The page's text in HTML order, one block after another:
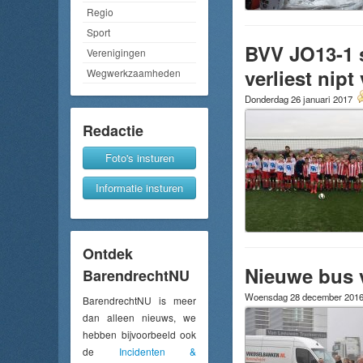
Regio
Sport
Verenigingen
Wegwerkzaamheden
Redactie
Foto's insturen
Informatie insturen
Ontdek
BarendrechtNU
BarendrechtNU is meer
dan alleen nieuws, we
hebben bijvoorbeeld ook
de Incidenten &
BVV JO13-
verliest nipt
Donderdag 26 januari 2017
Nieuwe bus
Woensdag 28 december